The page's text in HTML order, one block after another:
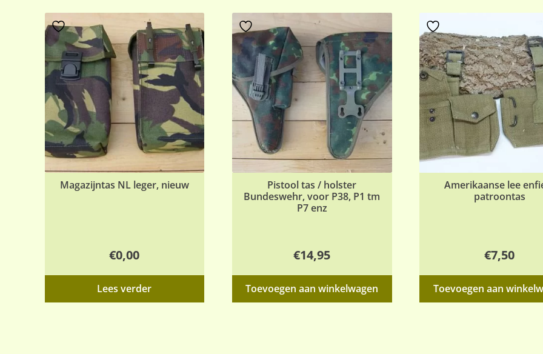
Magazijntas NL leger, nieuw
€0,00
Lees verder
Pistool tas / holster
Bundeswehr, voor P38, P1 tm
P7 enz
€14,95
Toevoegen aan winkelwagen
Amerikaanse lee
patroontas
€7,50
Toevoegen aan